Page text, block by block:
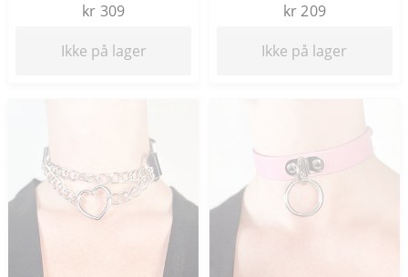
kr 309
Ikke på lager
kr 209
Ikke på lager